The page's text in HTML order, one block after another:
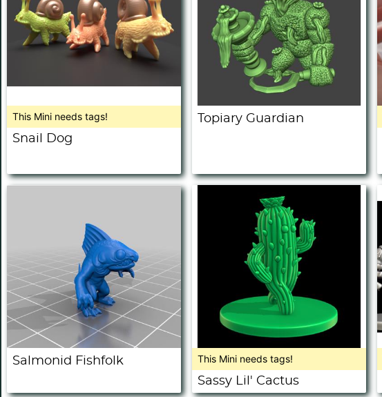
This Mini needs tags!
Snail Dog
Topiary Guardian
Salmonid Fishfolk This Mini needs tags!
Sassy Lil' Cactus